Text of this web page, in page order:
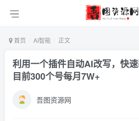
首页 AI智能 正文
利用一个插件自动AI改写，快
目前300个号每月7W+
吾图资源网